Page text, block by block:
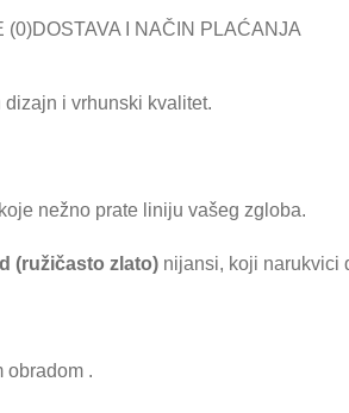
(0)DOSTAVA I NAČIN PLAĆANJA
i vrhunski kvalitet.
nežno prate liniju vašeg zgloba.
(ružičasto zlato) nijansi, koji narukvici
obradom .